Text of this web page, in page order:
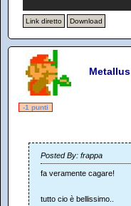
Link diretto Download
Metallus
-1 punti
Posted By: frappa
fa veramente cagare!
tutto cio è bellissimo..